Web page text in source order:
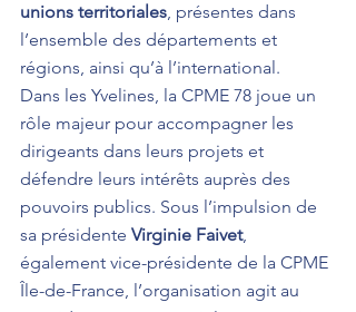
unions territoriales, présentes dans
l’ensemble des départements et
régions, ainsi qu’à l’international.
Dans les Yvelines, la CPME 78 joue un
rôle majeur pour accompagner les
dirigeants dans leurs projets et
défendre leurs intérêts auprès des
pouvoirs publics. Sous l’impulsion de
sa présidente Virginie Faivet,
également vice-présidente de la CPME
Île-de-France, l’organisation agit au